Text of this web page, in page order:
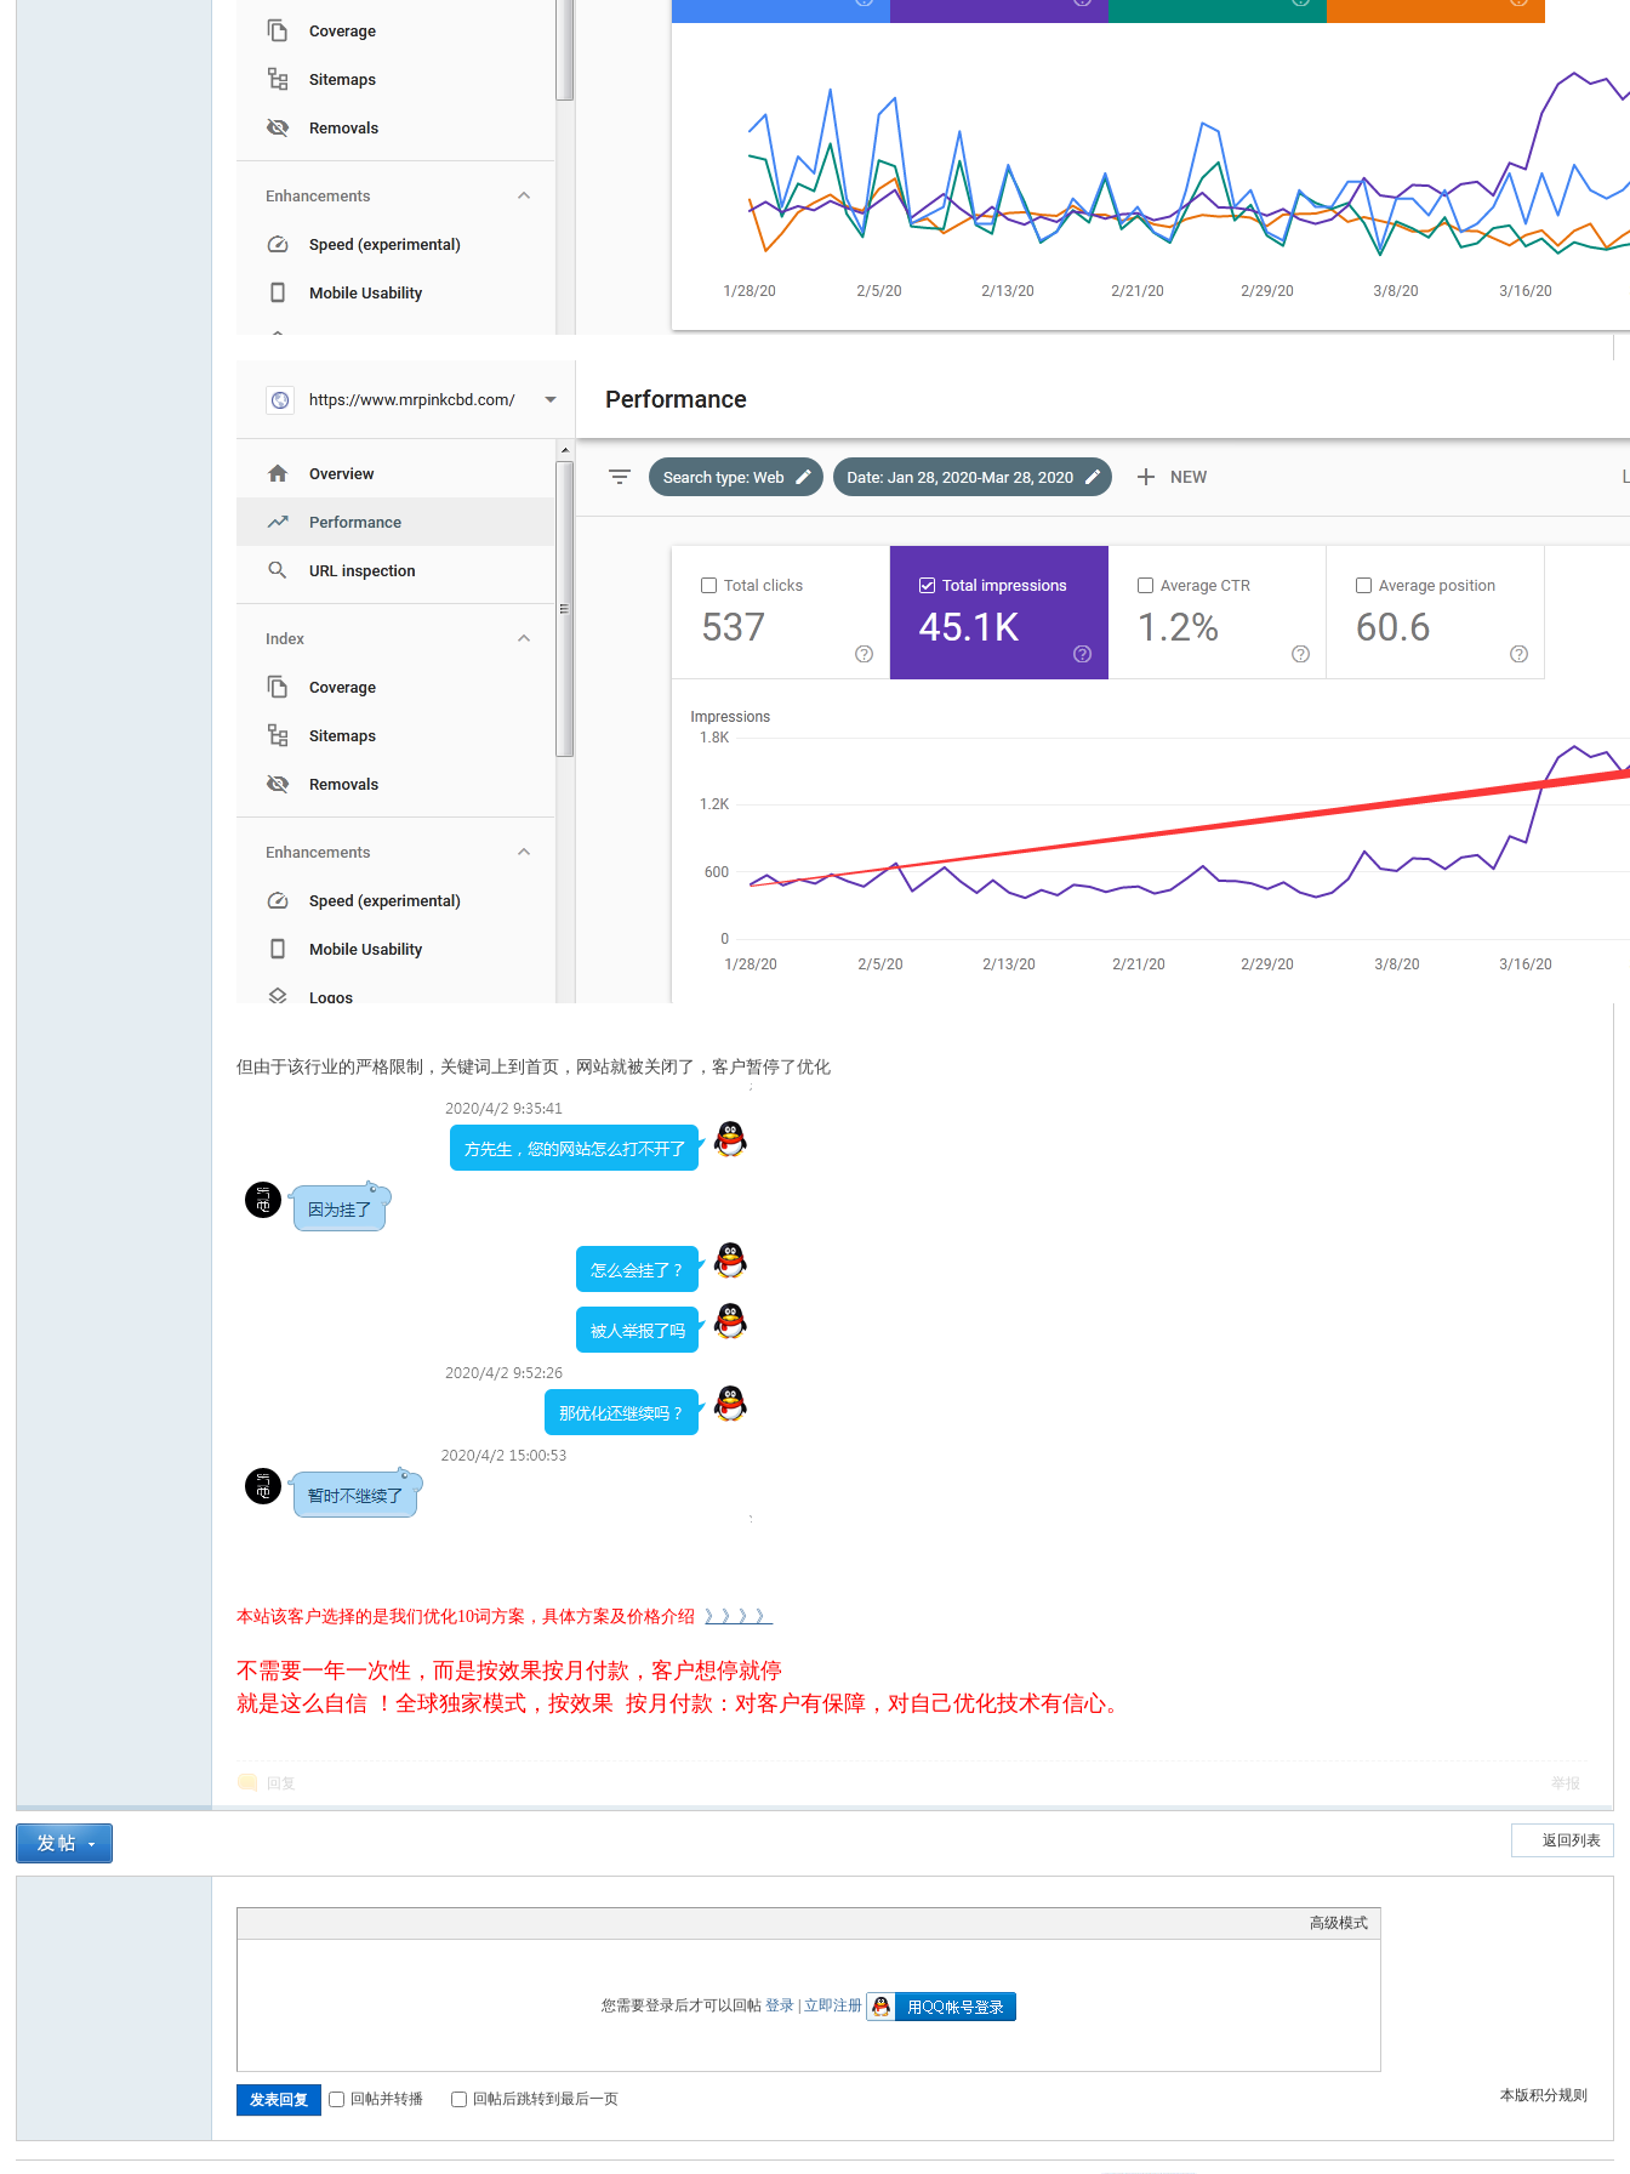
但由于该行业的严格限制，关键词上到首页，网站就被关闭了，客户暂停了优化
本站该客户选择的是我们优化10词方案，具体方案及价格介绍 》》》》
不需要一年一次性，而是按效果按月付款，客户想停就停
就是这么自信 ！全球独家模式，按效果 按月付款：对客户有保障，对自己优化技术有信心。
回复 举报
返回列表
高级模式
您需要登录后才可以回帖登录 |立即注册
本版积分规则
发表回复 回帖并转播 回帖后跳转到最后一页